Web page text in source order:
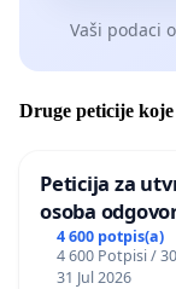
Vaši podaci
Druge peticije
Peticija za
osoba
Grada Zagreba
4 600 potpis(a)
4 600 Potpisi /
31 Jul 2026